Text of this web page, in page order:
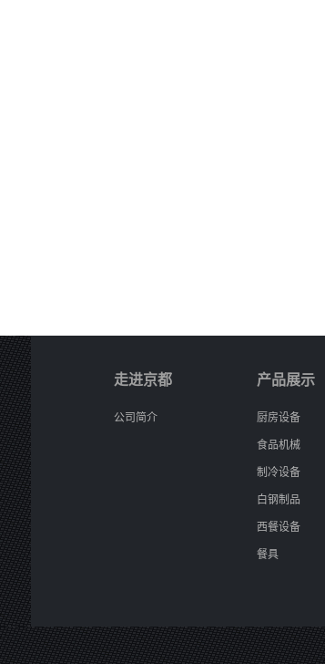
走进京都
公司简介
产品展示
厨房设备
食品机械
制冷设备
白钢制品
西餐设备
餐具